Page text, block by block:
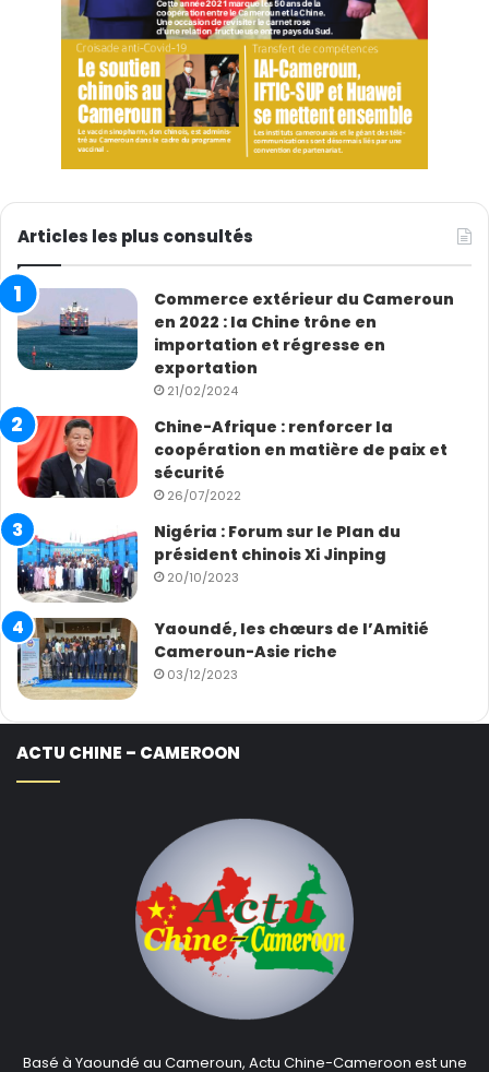
© WFP/Samantha Reinders Des sacs de denrées
alimentaires dans un entrepôt au Soudan du Sud sont
prêts à être livrés (photo d’archives).
Des besoins croissants, des financements
insuffisants
Quelque 2,4 millions de réfugiés sud-soudanais sont
toujours hébergés dans la région, tandis que près de 2
millions de personnes sont déplacées à l’intérieur du
pays.
Le Soudan du Sud subit également les conséquences
million de personnes ayant franchi la frontière depuis
Un afflux qui met davantage à l’épreuve les capacités
de réponse humanitaire. Mais les financements peinent
à suivre l’ampleur des besoins.
Sur l’appel de fonds de 286 millions de dollars, le HCR
n’a reçu que 25 % du financement. Or « sans aide
immédiate, des milliers de familles qui ont fui les
violences risquent d’affronter la saison des pluies sans
Articles les plus consultés
Commerce extérieur du Cameroun
en 2022 : la Chine trône en
importation et régresse en
exportation
21/02/2024
Chine-Afrique : renforcer la
coopération en matière de paix et
sécurité
26/07/2022
Nigéria : Forum sur le Plan du
président chinois Xi Jinping
20/10/2023
Yaoundé, les chœurs de l’Amitié
Cameroun-Asie riche
03/12/2023
ACTU CHINE – CAMEROON
Basé à Yaoundé au Cameroun, Actu Chine-Cameroon est une